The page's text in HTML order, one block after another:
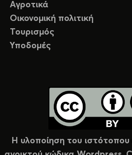
Αγροτικά
Οικονομική πολιτική
Τουρισμός
Υποδομές
Η υλοποίηση του ιστότοπου